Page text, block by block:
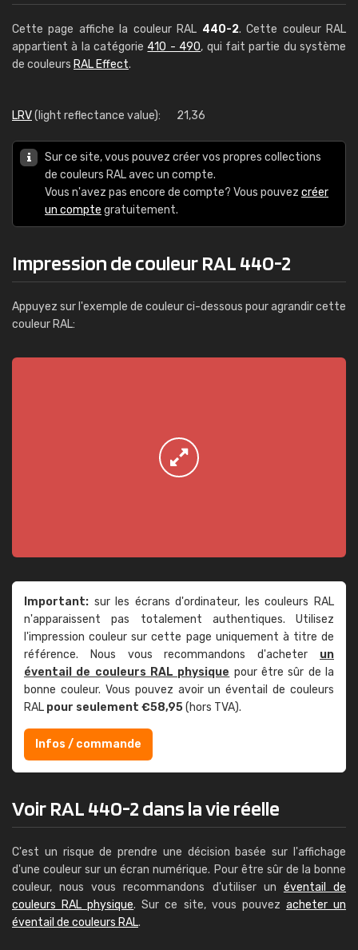
Cette page affiche la couleur RAL 440-2. Cette couleur RAL
appartient à la catégorie 410 - 490, qui fait partie du système
de couleurs RAL Effect.
LRV(light reflectance value): 21,36
Sur ce site, vous pouvez créer vos propres collections
de couleurs RAL avec un compte.
Vous n'avez pas encore de compte? Vous pouvez créer
un compte gratuitement.
Impression de couleur RAL 440-2
Appuyez sur l'exemple de couleur ci-dessous pour agrandir cette
couleur RAL:
Important: sur les écrans d'ordinateur, les couleurs RAL
n'apparaissent pas totalement authentiques. Utilisez
l'impression couleur sur cette page uniquement à titre de
référence. Nous vous recommandons d'acheter un
éventail de couleurs RAL physique pour être sûr de la
bonne couleur. Vous pouvez avoir un éventail de couleurs
RAL pour seulement €58,95(hors TVA).
Infos / commande
Voir RAL 440-2 dans la vie réelle
C'est un risque de prendre une décision basée sur l'affichage
d'une couleur sur un écran numérique. Pour être sûr de la bonne
couleur, nous vous recommandons d'utiliser un éventail de
couleurs RAL physique. Sur ce site, vous pouvez acheter un
éventail de couleurs RAL.